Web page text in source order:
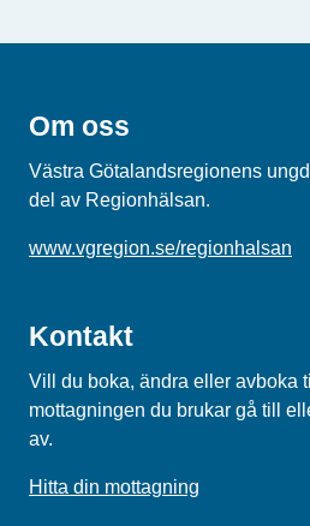
Om oss
Västra Götalandsregionens
del av Regionhälsan.
www.vgregion.se/regionhalsan
Kontakt
Vill du boka, ändra eller avboka
mottagningen du brukar gå till
av.
Hitta din mottagning